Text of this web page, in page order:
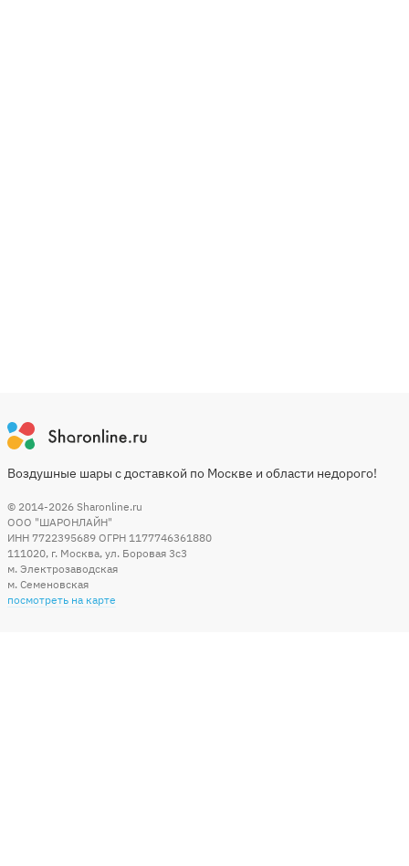
Воздушные шары с доставкой по Москве и области недорого!
© 2014-2026 Sharonline.ru
ООО "ШАРОНЛАЙН"
ИНН 7722395689 ОГРН 1177746361880
111020, г. Москва, ул. Боровая 3c3
м. Электрозаводская
м. Семеновская
посмотреть на карте